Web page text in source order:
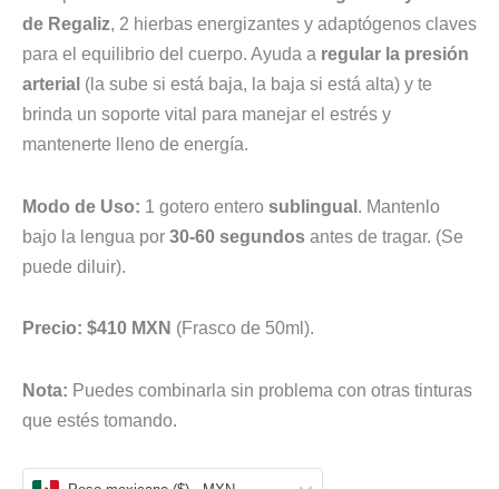
de Regaliz, 2 hierbas energizantes y adaptógenos claves
para el equilibrio del cuerpo. Ayuda a regular la presión
arterial (la sube si está baja, la baja si está alta) y te
brinda un soporte vital para manejar el estrés y
mantenerte lleno de energía.
Modo de Uso: 1 gotero entero sublingual . Mantenlo
bajo la lengua por 30-60 segundos antes de tragar. (Se
puede diluir).
Precio: $410 MXN (Frasco de 50ml).
Nota: Puedes combinarla sin problema con otras tinturas
que estés tomando.